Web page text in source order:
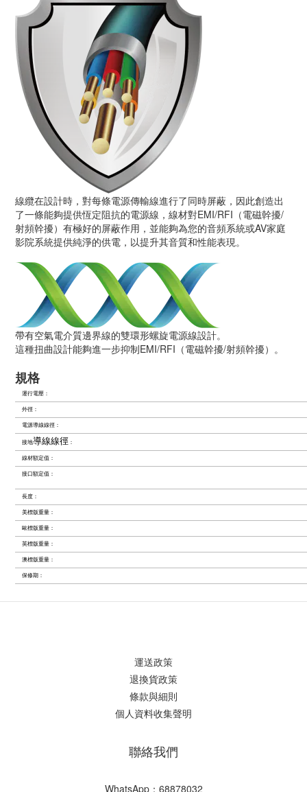
線纜在設計時，對每條電源傳輸線進行了同時屏蔽，因此創造出
了一條能夠提供恆定阻抗的電源線，線材對EMI/RFI（電磁幹擾/
射頻幹擾）有極好的屏蔽作用，並能夠為您的音頻系統或AV家庭
影院系統提供純淨的供電，以提升其音質和性能表現。
帶有空氣電介質邊界線的雙環形螺旋電源線設計。
這種扭曲設計能夠進一步抑制EMI/RFI（電磁幹擾/射頻幹擾）。
規格
運行電壓：
外徑：
電源導線線徑：
接地導線線徑 ：
線材額定值：
接口額定值：
長度：
美標版重量：
歐標版重量：
英標版重量：
澳標版重量：
保修期：
運送政策
退換貨政策
條款與細則
個人資料收集聲明
聯絡我們
WhatsApp：68878032